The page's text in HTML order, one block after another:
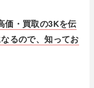
価・買取の3Kを伝
るので、知ってお